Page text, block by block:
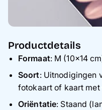
Productdetails
Formaat: M (10×14
Soort: Uitnodigingen
fotokaart of kaart met
Oriëntatie: Staand